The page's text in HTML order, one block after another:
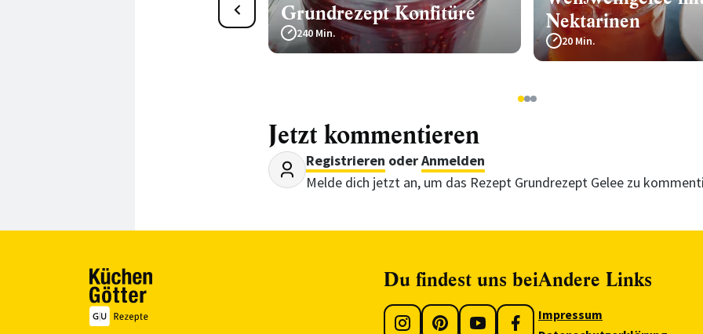
Grundrezept Konfitüre
240 Min.
Nektarinen
20 Min.
123
Jetzt kommentieren
Registrieren oderAnmelden
Melde dich jetzt an, um das Rezept Grundrezept Gelee zu
Du findest uns beiAndere Links
Impressum